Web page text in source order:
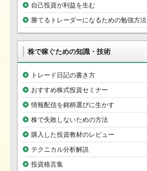
自己投資が利益を生む
勝てるトレーダーになるための勉強方法
株で稼ぐための知識・技術
トレード日記の書き方
おすすめ株式投資セミナー
情報配信を銘柄選びに生かす
株で失敗しないための方法
購入した投資教材のレビュー
テクニカル分析解説
投資格言集